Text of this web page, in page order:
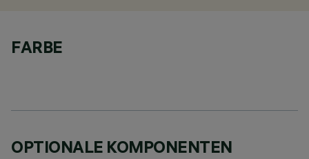
FARBE
OPTIONALE KOMPONENTEN